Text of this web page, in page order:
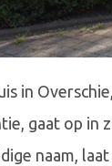
in
gaat op in
naam,